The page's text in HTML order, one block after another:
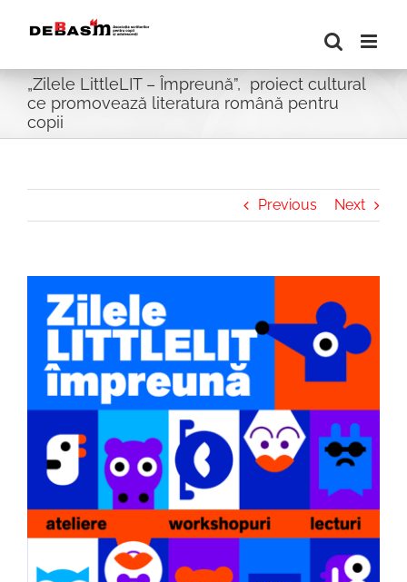
„Zilele LittleLIT – Împreună”, proiect cultural
ce promovează literatura română pentru
copii
Previous Next
Larger
Image